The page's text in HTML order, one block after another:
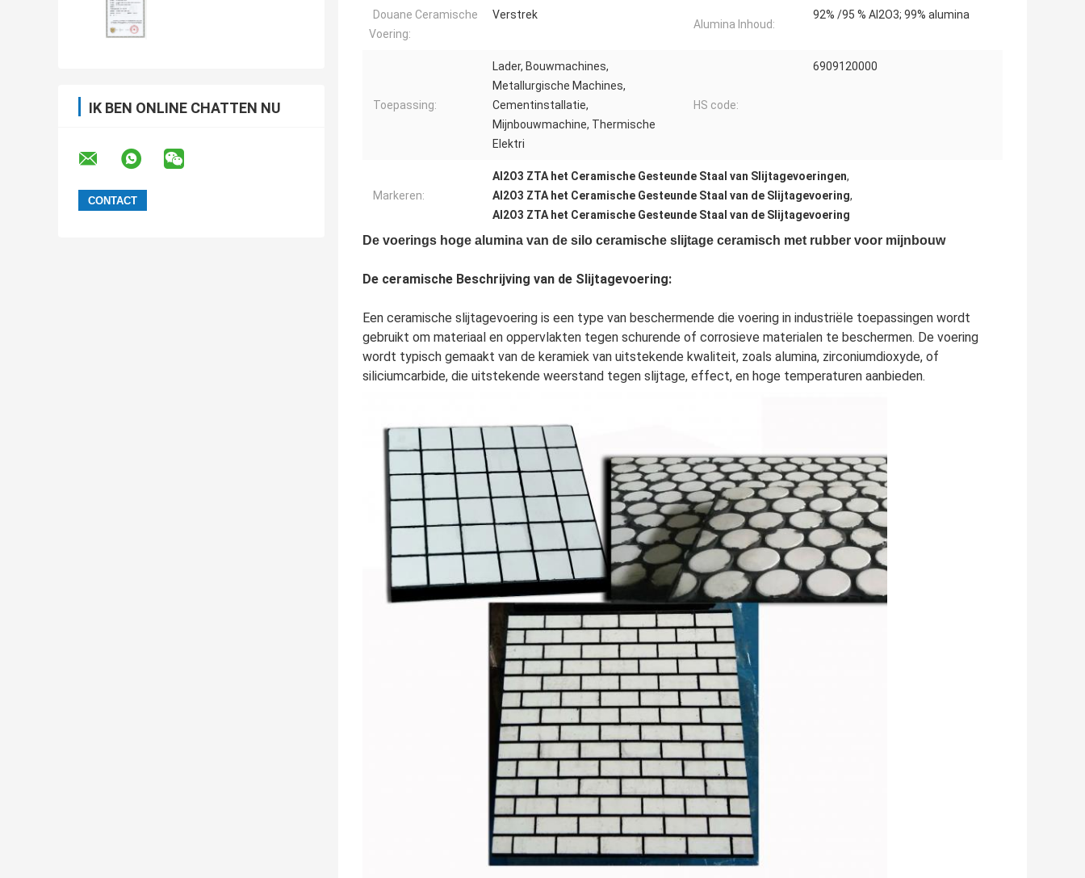
IK BEN ONLINE CHATTEN NU
Douane Ceramische
Voering:
Verstrek
Alumina Inhoud:
92% /95 % AI2O3; 99% alumina
Toepassing:
Lader, Bouwmachines,
Metallurgische Machines,
Cementinstallatie,
Mijnbouwmachine, Thermische
Elektri
HS code:
6909120000
Markeren:
Al2O3 ZTA het Ceramische Gesteunde Staal van Slijtagevoeringen,
Al2O3 ZTA het Ceramische Gesteunde Staal van de Slijtagevoering,
Al2O3 ZTA het Ceramische Gesteunde Staal van de Slijtagevoering
De voerings hoge alumina van de silo ceramische slijtage ceramisch met rubber voor mijnbouw
De ceramische Beschrijving van de Slijtagevoering:
Een ceramische slijtagevoering is een type van beschermende die voering in industriële toepassingen wordt
gebruikt om materiaal en oppervlakten tegen schurende of corrosieve materialen te beschermen. De voering
wordt typisch gemaakt van de keramiek van uitstekende kwaliteit, zoals alumina, zirconiumdioxyde, of
siliciumcarbide, die uitstekende weerstand tegen slijtage, effect, en hoge temperaturen aanbieden.